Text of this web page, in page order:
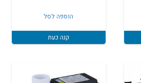
הוספה לסל
קנה כעת